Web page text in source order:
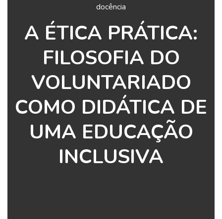
docência
A ÉTICA PRÁTICA:
FILOSOFIA DO
VOLUNTARIADO
COMO DIDÁTICA DE
UMA EDUCAÇÃO
INCLUSIVA